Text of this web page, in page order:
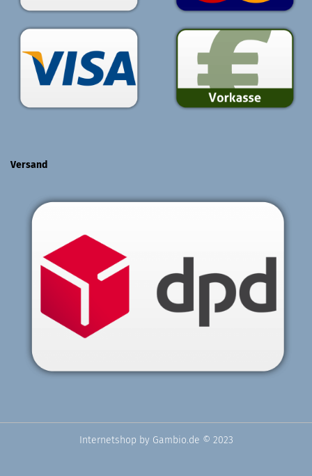
Versand
Internetshop by Gambio.de © 2023